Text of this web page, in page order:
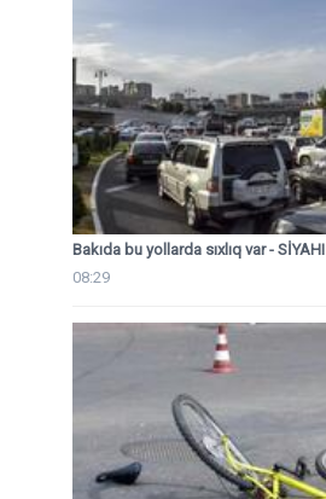
Bakıda bu yollarda sıxlıq var - SİYAHI
08:29